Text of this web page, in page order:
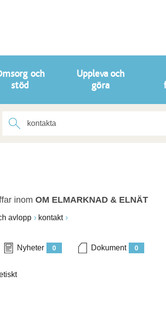
och
stöd
Uppleva och
göra
inom OM ELMARKNAD & ELNÄT
avlopp kontakt
0
Nyheter 0
Dokument